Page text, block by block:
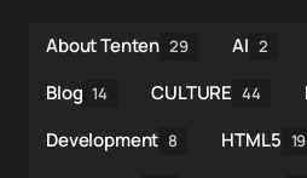
About Tenten 29 AI 2
Blog 14 CULTURE 44
Development 8 HTML5 19